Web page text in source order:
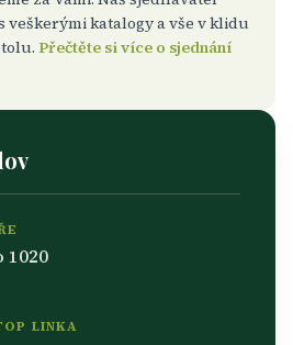
veškerými katalogy a vše v klidu
Přečtěte si více o sjednání
1020
LINKA